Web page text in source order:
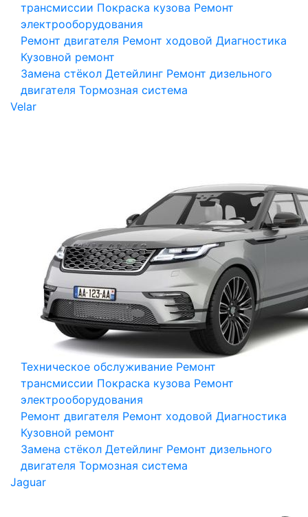
трансмиссии Покраска кузова Ремонт
электрооборудования
Ремонт двигателя Ремонт ходовой Диагностика
Кузовной ремонт
Замена стёкол Детейлинг Ремонт дизельного
двигателя Тормозная система
Velar
Техническое обслуживание Ремонт
трансмиссии Покраска кузова Ремонт
электрооборудования
Ремонт двигателя Ремонт ходовой Диагностика
Кузовной ремонт
Замена стёкол Детейлинг Ремонт дизельного
двигателя Тормозная система
Jaguar